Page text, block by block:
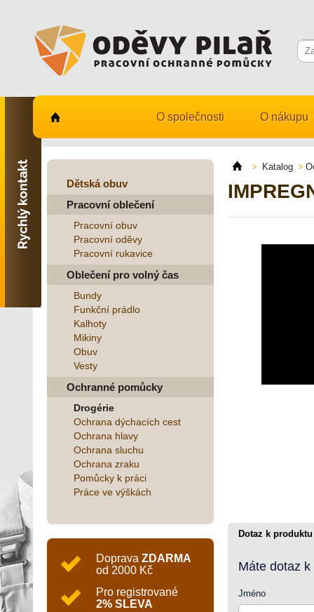
O společnosti O nákupu
Dětská obuv
Pracovní oblečení
Pracovní obuv
Pracovní oděvy
Pracovní rukavice
Oblečení pro volný čas
Bundy
Funkční prádlo
Kalhoty
Mikiny
Obuv
Vesty
Ochranné pomůcky
Drogérie
Ochrana dýchacích cest
Ochrana hlavy
Ochrana sluchu
Ochrana zraku
Pomůcky k práci
Práce ve výškách
Doprava ZDARMA
od 2000 Kč
Pro registrované
2% SLEVA
Katalog
Dotaz k produktu
Máte dotaz
Jméno
Kontaktujte nás
731 482 530
info@odevy-pilar.cz
Provozovna:
Hradec Králové
Provozovna:
Hradec Králové